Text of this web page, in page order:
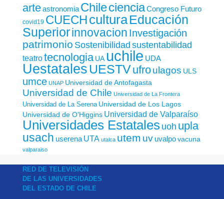
arteastronomia Chileciencia Congreso Futuro
covid19 CUECHculturaEducación
Superiorinnovacion Investigación
patrimonio Sostenibilidad sustentabilidad
teatrotecnologia UA uchile UDA
Uestatales UESTVufroulagos ULS
umce UNAP Universidad de Antofagasta
Universidad de Chile Universidad de La Frontera
Universidad de La Serena Universidad de Los Lagos
Universidad de O'Higgins Universidad de Valparaíso
Universidades Estatales uoh upla
usach userena UTA utalca utem uv uvalpo vacuna
valparaiso
RED DE TELEVISIÓN
DE LAS UNIVERSIDADES
DEL ESTADO DE CHILE